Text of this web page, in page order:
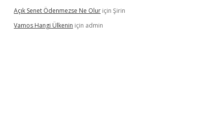
Açık Senet Ödenmezse Ne Olur için Şirin
Vamos Hangi Ülkenin için admin